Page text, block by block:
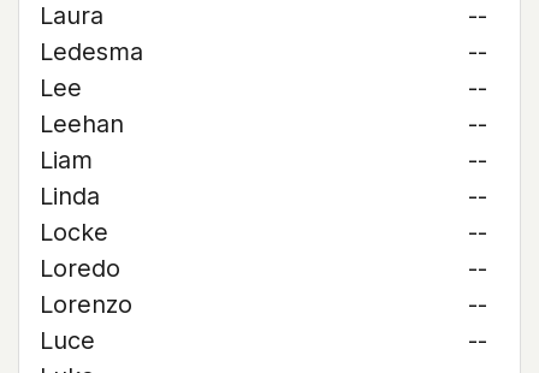
Laura
--
Ledesma
--
Lee
--
Leehan
--
Liam
--
Linda
--
Locke
--
Loredo
--
Lorenzo
--
Luce
--